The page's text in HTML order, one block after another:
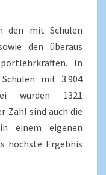
den mit Schulen
den überaus
In
mit 3.904
wurden 1321
Zahl sind auch die
einem eigenen
höchste Ergebnis